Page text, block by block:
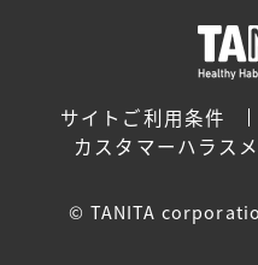
サイトご利用条件
カスタマーハラス
© TANITA